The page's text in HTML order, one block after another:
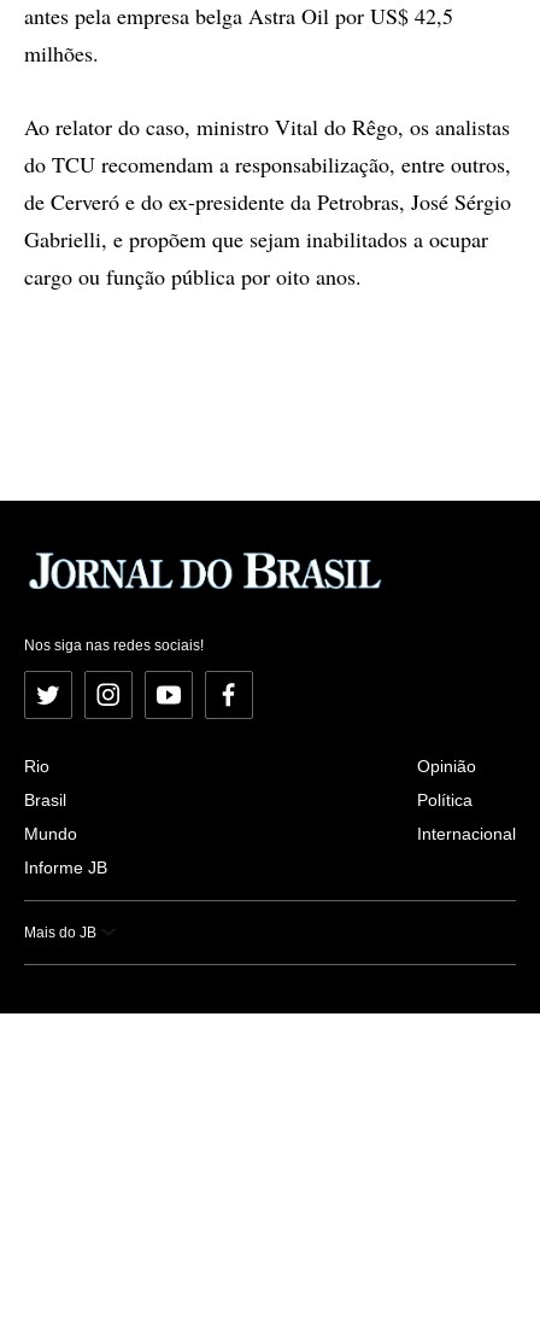
antes pela empresa belga Astra Oil por US$ 42,5
milhões.
Ao relator do caso, ministro Vital do Rêgo, os analistas
do TCU recomendam a responsabilização, entre outros,
de Cerveró e do ex-presidente da Petrobras, José Sérgio
Gabrielli, e propõem que sejam inabilitados a ocupar
cargo ou função pública por oito anos.
Nos siga nas redes sociais!
Twitter InstagramYouTubeFacebook
Rio
Brasil
Mundo
Informe JB
Opinião
Política
Internacional
Mais do JB
Esportes